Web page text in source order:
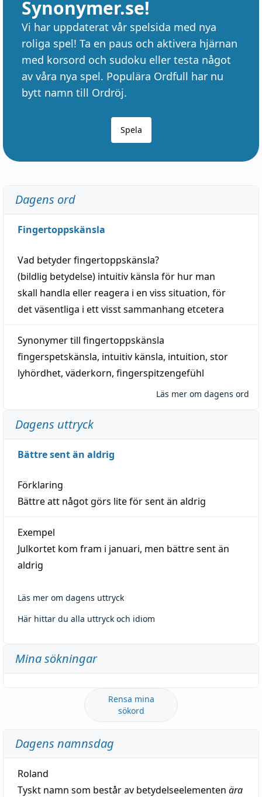
Synonymer.se!
Vi har uppdaterat vår spelsida med nya
roliga spel! Ta en paus och aktivera hjärnan
med korsord och sudoku eller testa något
av våra nya spel. Populära Ordfull har nu
bytt namn till Ordröj.
Spela
Dagens ord
Fingertoppskänsla
Vad betyderfingertoppskänsla?
(bildlig betydelse) intuitiv känsla för hur man
skall handla eller reagera i en viss situation, för
det väsentliga i ett visstsammanhang etcetera
Synonymer till fingertoppskänsla
fingerspetskänsla, intuitiv känsla, intuition, stor
lyhördhet, väderkorn, fingerspitzengefühl
Läs mer om dagens ord
Dagens uttryck
Bättre sent än aldrig
Förklaring
Bättre att något görs lite för sent än aldrig
Exempel
Julkortet kom fram i januari, men bättre sent än
aldrig
Läs mer om dagens uttryck
Här hittar du alla uttryck och idiom
Mina sökningar
Rensa mina
sökord
Dagens namnsdag
Roland
Tyskt namn som består av betydelseelementen ära